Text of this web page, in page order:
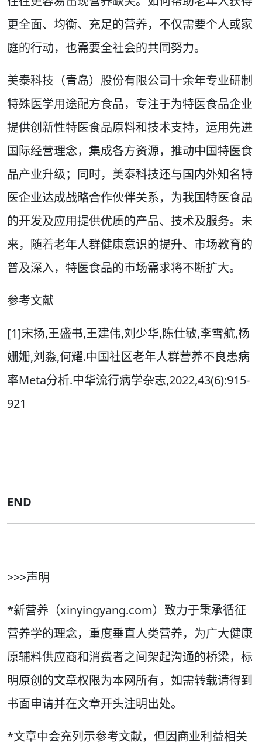
更全面、均衡、充足的营养，不仅需要个人或家
庭的行动，也需要全社会的共同努力。
美泰科技（青岛）股份有限公司十余年专业研制
特殊医学用途配方食品，专注于为特医食品企业
提供创新性特医食品原料和技术支持，运用先进
国际经营理念，集成各方资源，推动中国特医食
品产业升级；同时，美泰科技还与国内外知名特
医企业达成战略合作伙伴关系，为我国特医食品
的开发及应用提供优质的产品、技术及服务。未
来，随着老年人群健康意识的提升、市场教育的
普及深入，特医食品的市场需求将不断扩大。
参考文献
[1]宋扬,王盛书,王建伟,刘少华,陈仕敏,李雪航,杨
姗姗,刘淼,何耀.中国社区老年人群营养不良患病
率Meta分析.中华流行病学杂志,2022,43(6):915-
921
END
>>>声明
*新营养（xinyingyang.com）致力于秉承循征
营养学的理念，重度垂直人类营养，为广大健康
原辅料供应商和消费者之间架起沟通的桥梁，标
明原创的文章权限为本网所有，如需转载请得到
书面申请并在文章开头注明出处。
*文章中会充列示参考文献，但因商业利益相关